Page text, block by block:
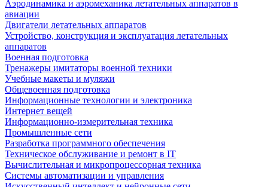
Аэродинамика и аэромеханика летательных аппаратов в
авиации
Двигатели летательных аппаратов
Устройство, конструкция и эксплуатация летательных
аппаратов
Военная подготовка
Тренажеры имитаторы военной техники
Учебные макеты и муляжи
Общевоенная подготовка
Информационные технологии и электроника
Интернет вещей
Информационно-измерительная техника
Промышленные сети
Разработка программного обеспечения
Техническое обслуживание и ремонт в IT
Вычислительная и микропроцессорная техника
Системы автоматизации и управления